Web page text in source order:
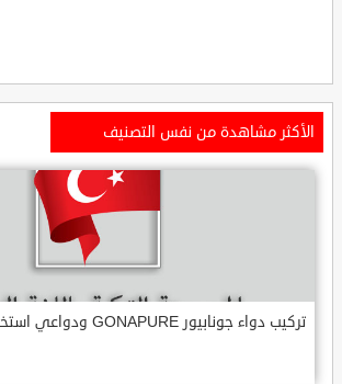
الأكثر مشاهدة من نفس التصنيف
تركيب دواء جونابيور GONAPURE ودواعي استخدامه